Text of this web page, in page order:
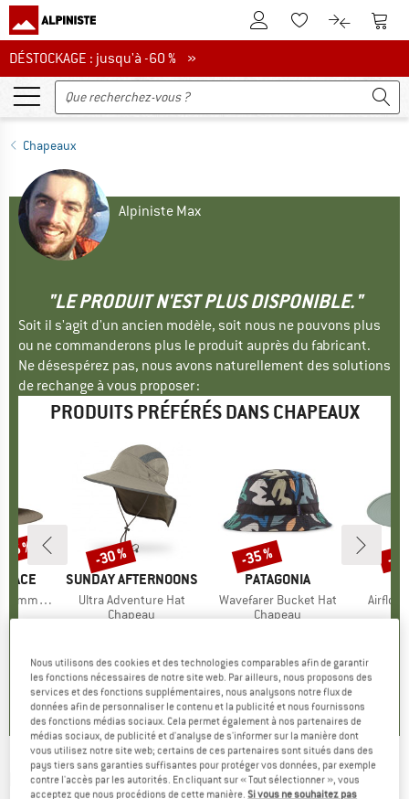
Vers le compte client
Vers la liste
Vers le
DÉSTOCKAGE : jusqu'à -60 %
DÉSTOCKAGE : jusqu'à -60 % »
Chapeaux
Alpiniste Max
"LE PRODUIT N'EST PLUS DISPONIBLE."
Soit il s'agit d'un ancien modèle, soit nous ne pouvons plus
ou ne commanderons plus le produit auprès du fabricant.
Ne désespérez pas, nous avons naturellement des solutions
de rechange à vous proposer :
PRODUITS PRÉFÉRÉS DANS CHAPEAUX
FACE
Hat
group
)
%
MARQUE
SUNDAY AFTERNOONS
Article
Ultra Adventure Hat
Product group
Chapeau
4,8(79)
Remise
-30 %
MARQUE
PATAGONIA
Article
Wavefarer Bucket Hat
Product group
Chapeau
4,6( 16)
Remise
-35 %
Article
Airflo
-
MAXIMO - Boy's Hut Dino AO Print - Chapeau
Nous utilisons des cookies et des technologies comparables afin de garantir
les fonctions nécessaires de notre site web. Par ailleurs, nous proposons des
services et des fonctions supplémentaires, nous analysons notre flux de
données afin de personnaliser le contenu et la publicité et nous fournissons
des fonctions médias sociaux. Cela permet également à nos partenaires de
médias sociaux, de publicité et d'analyse de s'informer sur la manière dont
vous utilisez notre site web; certains de ces partenaires sont situés dans des
pays tiers sans garanties suffisantes pour protéger vos données, par exemple
contre l'accès par les autorités. En cliquant sur « Tout sélectionner », vous
acceptez que nous procédions de cette manière.Si vous ne souhaitez pas